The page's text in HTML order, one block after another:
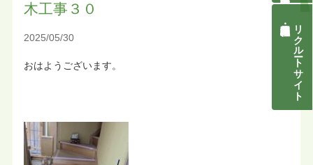
木工事３０
2025/05/30
おはようございます。 リクルートサイト